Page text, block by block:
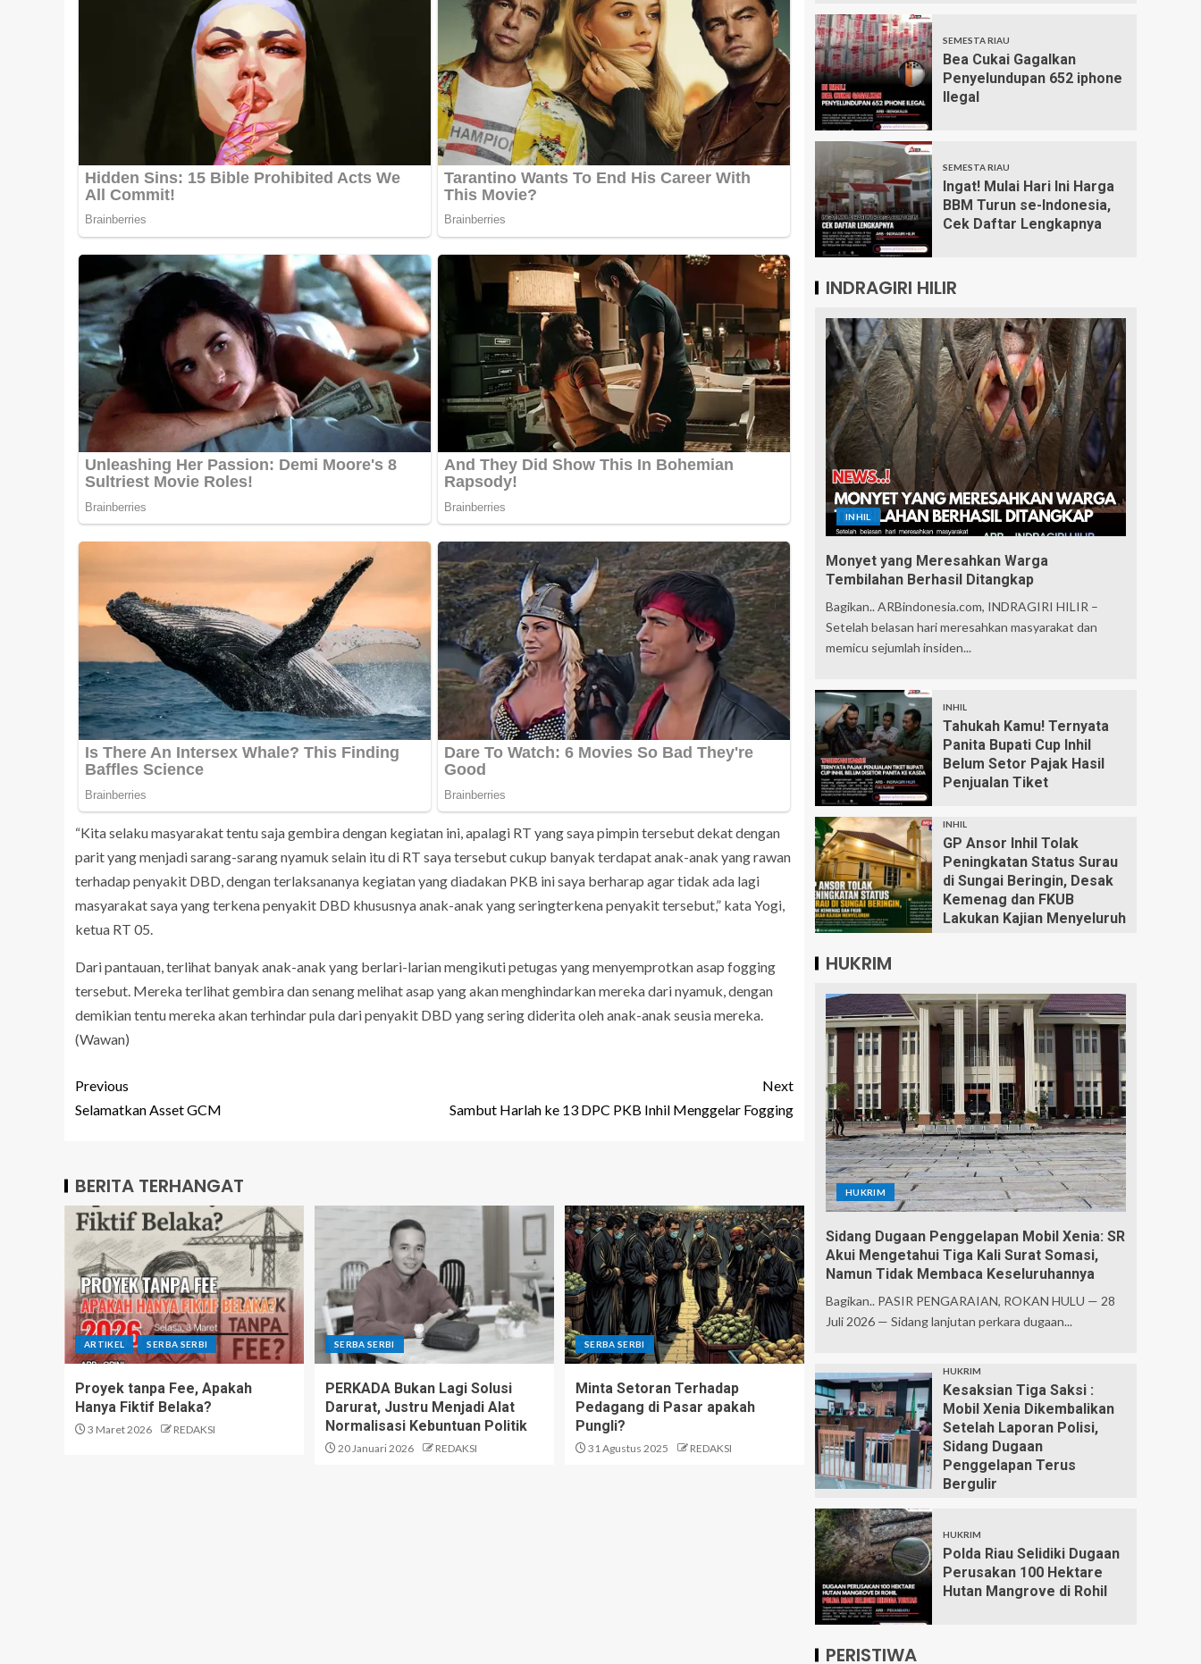
“Kita selaku masyarakat tentu saja gembira dengan kegiatan ini, apalagi RT yang saya pimpin tersebut dekat dengan
parit yang menjadi sarang-sarang nyamuk selain itu di RT saya tersebut cukup banyak terdapat anak-anak yang rawan
terhadap penyakit DBD, dengan terlaksananya kegiatan yang diadakan PKB ini saya berharap agar tidak ada lagi
masyarakat saya yang terkena penyakit DBD khususnya anak-anak yang seringterkena penyakit tersebut,” kata Yogi,
ketua RT 05.
Dari pantauan, terlihat banyak anak-anak yang berlari-larian mengikuti petugas yang menyemprotkan asap fogging
tersebut. Mereka terlihat gembira dan senang melihat asap yang akan menghindarkan mereka dari nyamuk, dengan
demikian tentu mereka akan terhindar pula dari penyakit DBD yang sering diderita oleh anak-anak seusia mereka.
(Wawan)
Previous
Selamatkan Asset GCM
Next
Sambut Harlah ke 13 DPC PKB Inhil Menggelar Fogging
BERITA TERHANGAT
ARTIKEL SERBA SERBI
Proyek tanpa Fee, Apakah
Hanya Fiktif Belaka?
3 Maret 2026 REDAKSI
SERBA SERBI
PERKADA Bukan Lagi Solusi
Darurat, Justru Menjadi Alat
Normalisasi Kebuntuan Politik
20 Januari 2026 REDAKSI
SERBA SERBI
Minta Setoran Terhadap
Pedagang di Pasar apakah
Pungli?
31 Agustus 2025 REDAKSI
SEMESTA RIAU
Bea Cukai Gagalkan
Penyelundupan 652 iphone
Ilegal
SEMESTA RIAU
Ingat! Mulai Hari Ini Harga
BBM Turun se-Indonesia,
Cek Daftar Lengkapnya
INDRAGIRI HILIR
INHIL
Monyet yang Meresahkan Warga
Tembilahan Berhasil Ditangkap
Bagikan.. ARBindonesia.com, INDRAGIRI HILIR –
Setelah belasan hari meresahkan masyarakat dan
memicu sejumlah insiden...
INHIL
Tahukah Kamu! Ternyata
Panita Bupati Cup Inhil
Belum Setor Pajak Hasil
Penjualan Tiket
INHIL
GP Ansor Inhil Tolak
Peningkatan Status Surau
di Sungai Beringin, Desak
Kemenag dan FKUB
Lakukan Kajian Menyeluruh
HUKRIM
HUKRIM
Sidang Dugaan Penggelapan Mobil Xenia: SR
Akui Mengetahui Tiga Kali Surat Somasi,
Namun Tidak Membaca Keseluruhannya
Bagikan.. PASIR PENGARAIAN, ROKAN HULU — 28
Juli 2026 — Sidang lanjutan perkara dugaan...
HUKRIM
Kesaksian Tiga Saksi :
Mobil Xenia Dikembalikan
Setelah Laporan Polisi,
Sidang Dugaan
Penggelapan Terus
Bergulir
HUKRIM
Polda Riau Selidiki Dugaan
Perusakan 100 Hektare
Hutan Mangrove di Rohil
PERISTIWA